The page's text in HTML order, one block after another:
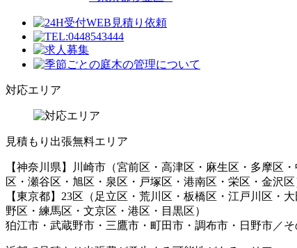
対応エリア
見積もり出張無料エリア
【神奈川県】川崎市（宮前区・高津区 ・麻生区・多摩区
区・瀬谷区・旭区・泉区・戸塚区・港南区・栄区・金沢
【東京都】 23区（足立区・荒川区・板橋区・江戸川区・
野区・練馬区・文京区・港区・目黒区）
狛江市・武蔵野市・三鷹市・町田市・調布市・日野市／